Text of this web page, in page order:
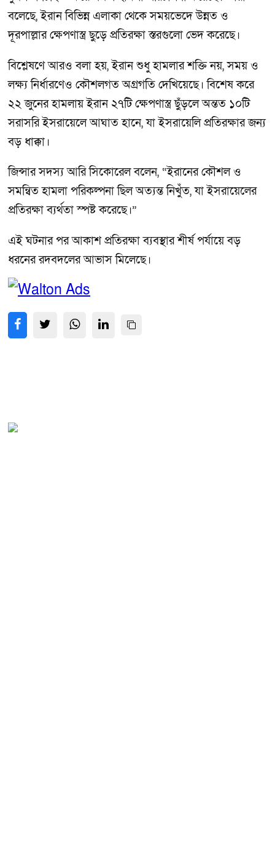
বলেছে, ইরান বিভিন্ন এলাকা থেকে সময়ভেদে উন্নত ও
দূরপাল্লার ক্ষেপণাস্ত্র ছুড়ে প্রতিরক্ষা স্তরগুলো ভেদ করেছে।
বিশ্লেষণে আরও বলা হয়, ইরান শুধু হামলার শক্তি নয়, সময় ও
লক্ষ্য নির্ধারণেও কৌশলগত অগ্রগতি দেখিয়েছে। বিশেষ করে
২২ জুনের হামলায় ইরান ২৭টি ক্ষেপণাস্ত্র ছুঁড়লে অন্তত ১০টি
সরাসরি ইসরায়েলে আঘাত হানে, যা ইসরায়েলি প্রতিরক্ষার জন্য
বড় ধাক্কা।
জিন্সার সদস্য আরি সিকোরেল বলেন, “ইরানের কৌশল ও
সমন্বিত হামলা পরিকল্পনা ছিল অত্যন্ত নিখুঁত, যা ইসরায়েলের
প্রতিরক্ষা ব্যর্থতা স্পষ্ট করেছে।”
এই ঘটনার পর আকাশ প্রতিরক্ষা ব্যবস্থার শীর্ষ পর্যায়ে বড়
ধরনের রদবদলের আভাস মিলেছে।